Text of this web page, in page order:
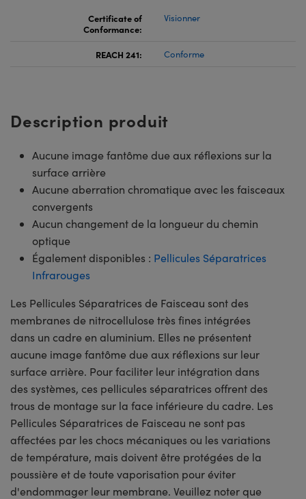
Certificate of
Conformance:
Visionner
REACH 241: Conforme
Description produit
Aucune image fantôme due aux réflexions sur la
surface arrière
Aucune aberration chromatique avec les faisceaux
convergents
Aucun changement de la longueur du chemin
optique
Également disponibles : Pellicules Séparatrices
Infrarouges
Les Pellicules Séparatrices de Faisceau sont des
membranes de nitrocellulose très fines intégrées
dans un cadre en aluminium. Elles ne présentent
aucune image fantôme due aux réflexions sur leur
surface arrière. Pour faciliter leur intégration dans
des systèmes, ces pellicules séparatrices offrent des
trous de montage sur la face inférieure du cadre. Les
Pellicules Séparatrices de Faisceau ne sont pas
affectées par les chocs mécaniques ou les variations
de température, mais doivent être protégées de la
poussière et de toute vaporisation pour éviter
d'endommager leur membrane. Veuillez noter que